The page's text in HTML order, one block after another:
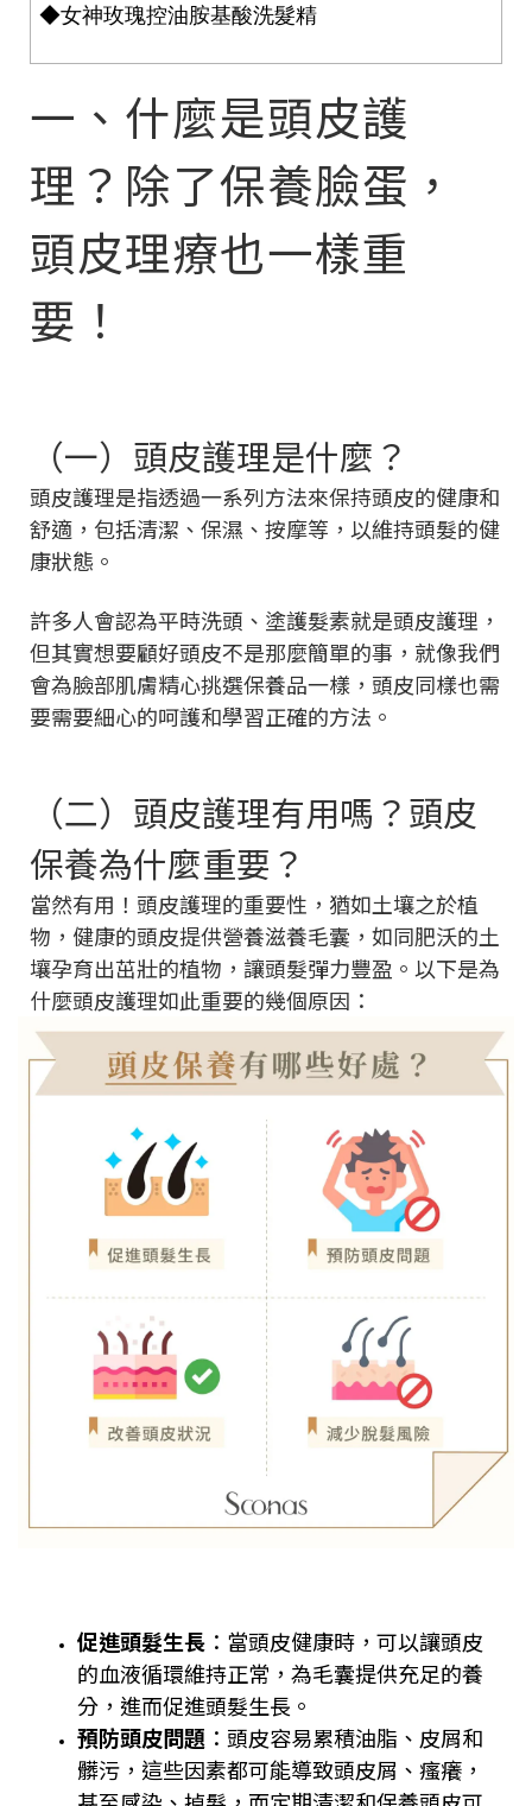
◆女神玫瑰控油胺基酸洗髮精
一、什麼是頭皮護
理？除了保養臉蛋，
頭皮理療也一樣重
要！
（一）頭皮護理是什麼？
頭皮護理是指透過一系列方法來保持頭皮的健康和
舒適，包括清潔、保濕、按摩等，以維持頭髮的健
康狀態。
許多人會認為平時洗頭、塗護髮素就是頭皮護理，
但其實想要顧好頭皮不是那麼簡單的事，就像我們
會為臉部肌膚精心挑選保養品一樣，頭皮同樣也需
要需要細心的呵護和學習正確的方法。
（二）頭皮護理有用嗎？頭皮
保養為什麼重要？
當然有用！頭皮護理的重要性，猶如土壤之於植
物，健康的頭皮提供營養滋養毛囊，如同肥沃的土
壤孕育出茁壯的植物，讓頭髮彈力豐盈。以下是為
什麼頭皮護理如此重要的幾個原因：
促進頭髮生長 ：當頭皮健康時，可以讓頭皮
的血液循環維持正常，為毛囊提供充足的養
分，進而促進頭髮生長。
預防頭皮問題 ：頭皮容易累積油脂、皮屑和
髒污，這些因素都可能導致頭皮屑、瘙癢，